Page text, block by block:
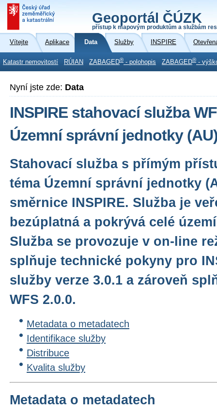
Geoportál ČÚZK
přístup k mapovým produktům a službám
Vítejte Aplikace Data Služby INSPIRE
Katastr nemovitostí RÚIAN ZABAGED® - polohopis ZABAGED® -
Nyní jste zde: Data
INSPIRE stahovací služba
Územní správní jednotky
Stahovací služba s přímým
téma Územní správní jednotky
směrnice INSPIRE. Služba je
bezúplatná a pokrývá celé
Služba se provozuje v on-line
splňuje technické pokyny pro
služby verze 3.0.1 a zároveň
WFS 2.0.0.
Metadata o metadatech
Identifikace služby
Distribuce
Kvalita služby
Metadata o metadatech